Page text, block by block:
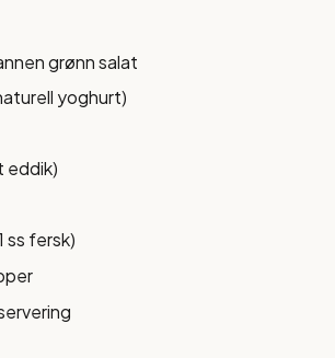
grønn salat
yoghurt)
eddik)
ss fersk)